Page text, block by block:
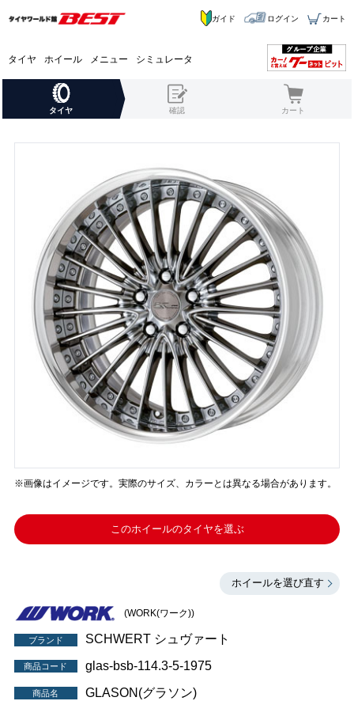
タイヤ ホイール メニュー シミュレータ
ガイド ログイン カート
タイヤ 確認 カート
※画像はイメージです。実際のサイズ、カラーとは異なる場合があります。
このホイールのタイヤを選ぶ
ホイールを選び直す
(WORK(ワーク))
ブランド SCHWERT シュヴァート
商品コード glas-bsb-114.3-5-1975
商品名 GLASON(グラソン)